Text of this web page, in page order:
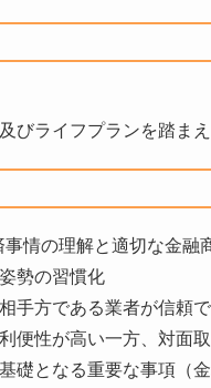
びライフプランを踏ま
情の理解と適切な金融
勢の習慣化
手方である業者が信頼
便性が高い一方、対面
礎となる重要な事項（